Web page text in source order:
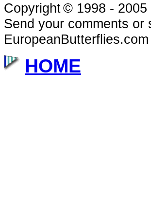
Copyright© 1998 - 2005
Send your comments
EuropeanButterflies.com
HOME